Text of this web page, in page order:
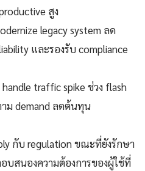
สูง
legacy system ลด
และรองรับ compliance
traffic spike ช่วง flash
ม demand ลดต้นทุน
กับ regulation ขณะที่ยังรักษา
บสนองความต้องการของผู้ใช้ที่